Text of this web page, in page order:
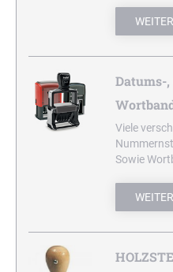
WORTBANDDREHSTEMPEL
CLASSIC LINE
CLASSIC LINE
WORTBANDDREHSTEMPEL
Holzstempel bis 70 mm
Holzstempel bis 80 mm
Holzstempel bis 90 mm
Holzstempel bis 100 mm
HOLZSTEMPEL RUND MIT
Holzstempel rund bis 30 mm
Holzstempel rund bis 40 mm
TRODAT OFFICE
OFFICE PRINTY DEUTSCH
ZUM SELBERSETZEN
SWOP-PAD AUSTAUSCHKISSEN
PROFESSIONAL LINE
STEMPELFARBEN
STEMPELKISSEN
SCHREIBGERÄTE-ZUBEHÖR
WEITER
Datums-
Viele
Sowie
WEITER